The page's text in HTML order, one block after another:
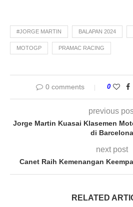
#JORGE MARTIN BALAPAN 2024
MOTOGP PRAMAC RACING
0 comments 0
previous
Jorge Martin Kuasai Klasemen
di Barcelona
next post
Canet Raih Kemenangan
RELATED